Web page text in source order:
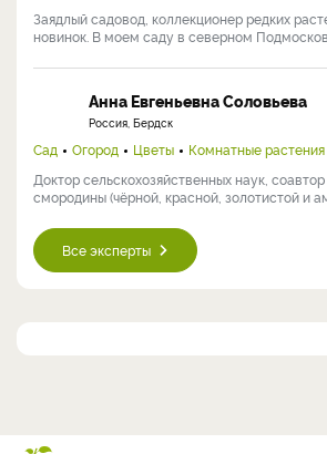
Заядлый садовод, коллекционер редких
новинок. В моем саду в северном
Анна Евгеньевна Соловьева
Россия, Бердск
Сад Огород Цветы Комнатные растения
Доктор сельскохозяйственных наук,
смородины (чёрной, красной, золотистой и
Все эксперты